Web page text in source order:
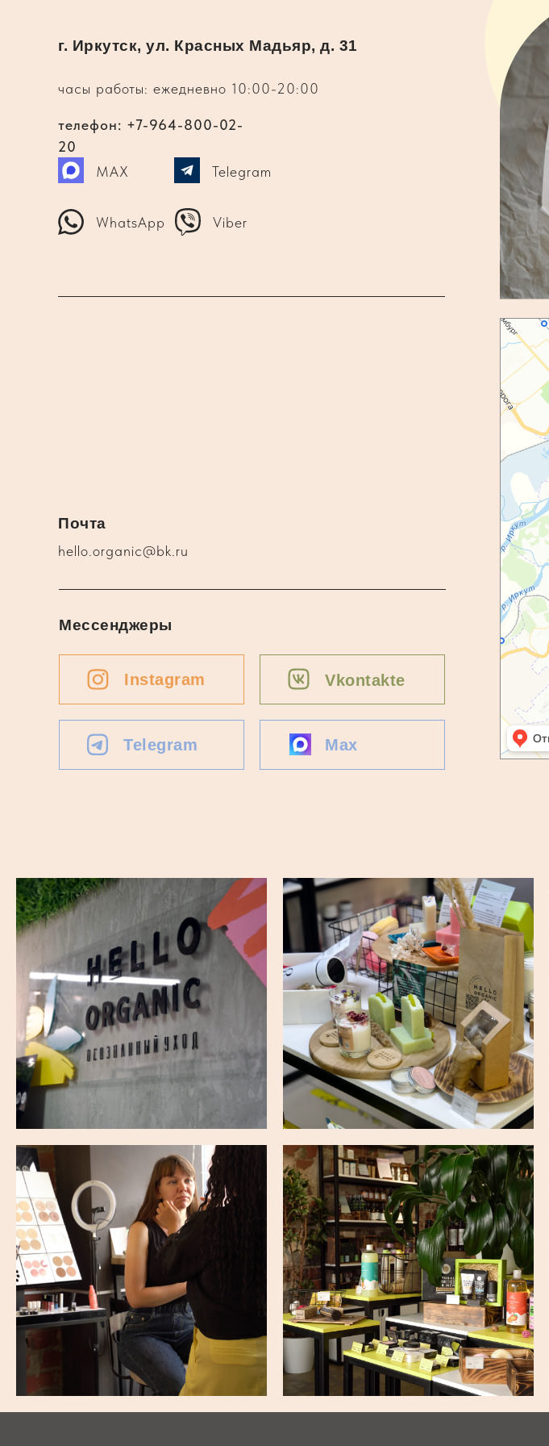
часы работы: ежедневно 10:00-20:00
г. Иркутск, ул. Красных Мадьяр, д. 31
WhatsApp Viber
Telegram
MAX
hello.organic@bk.ru
Почта
Instagram
Telegram Max
Vkontakte
Мессенджеры
телефон: +7-964-800-02-
20